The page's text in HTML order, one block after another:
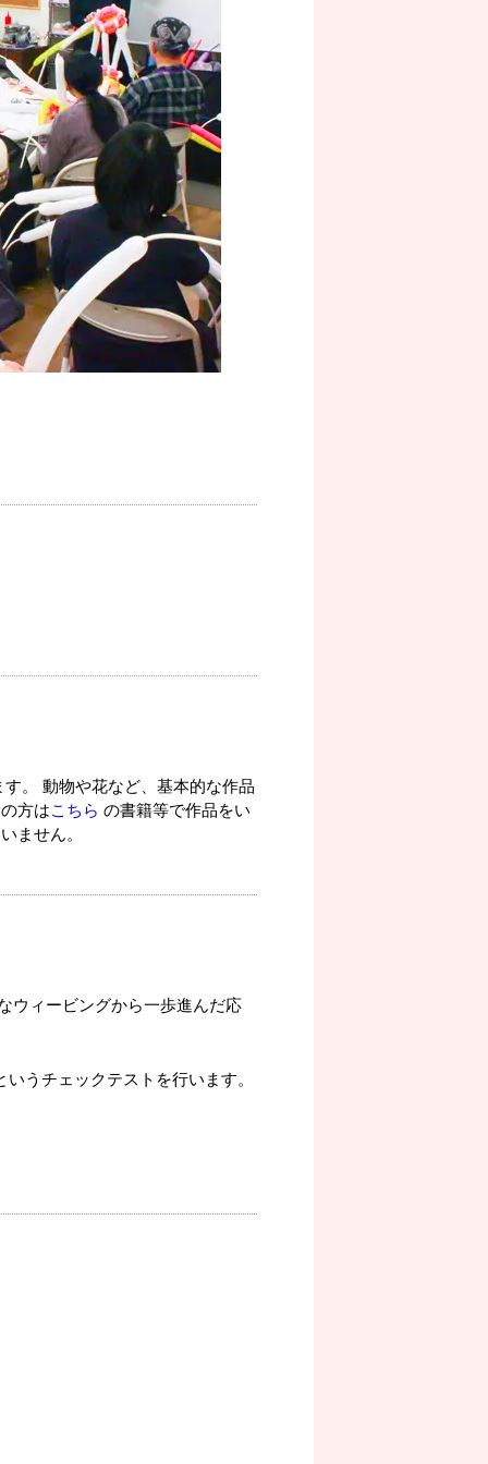
。 動物や花など、基本的な作品
方はこちら の書籍等で作品をい
ません。
ウィービングから一歩進んだ応
うチェックテストを行います。